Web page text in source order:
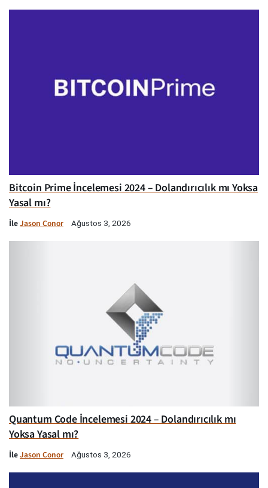
Bitcoin Prime İncelemesi 2024 – Dolandırıcılık mı Yoksa
Yasal mı?
İleJason Conor Ağustos 3, 2026
Quantum Code İncelemesi 2024 – Dolandırıcılık mı
Yoksa Yasal mı?
İleJason Conor Ağustos 3, 2026